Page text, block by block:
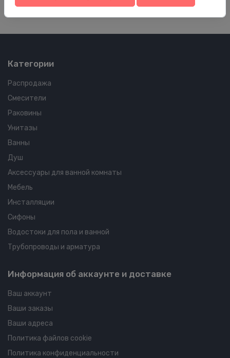
Категории
Распродажа
Смесители
Раковины
Унитазы
Ванны
Душ
Аксессуары для ванной комнаты
Мебель
Инсталляции
Сифоны
Водостоки для пола и ванной
Трубопроводы и арматура
Информация об аккаунте и доставке
Ваш аккаунт
Ваши заказы
Ваши адреса
Политика файлов cookie
Политика конфиденциальности